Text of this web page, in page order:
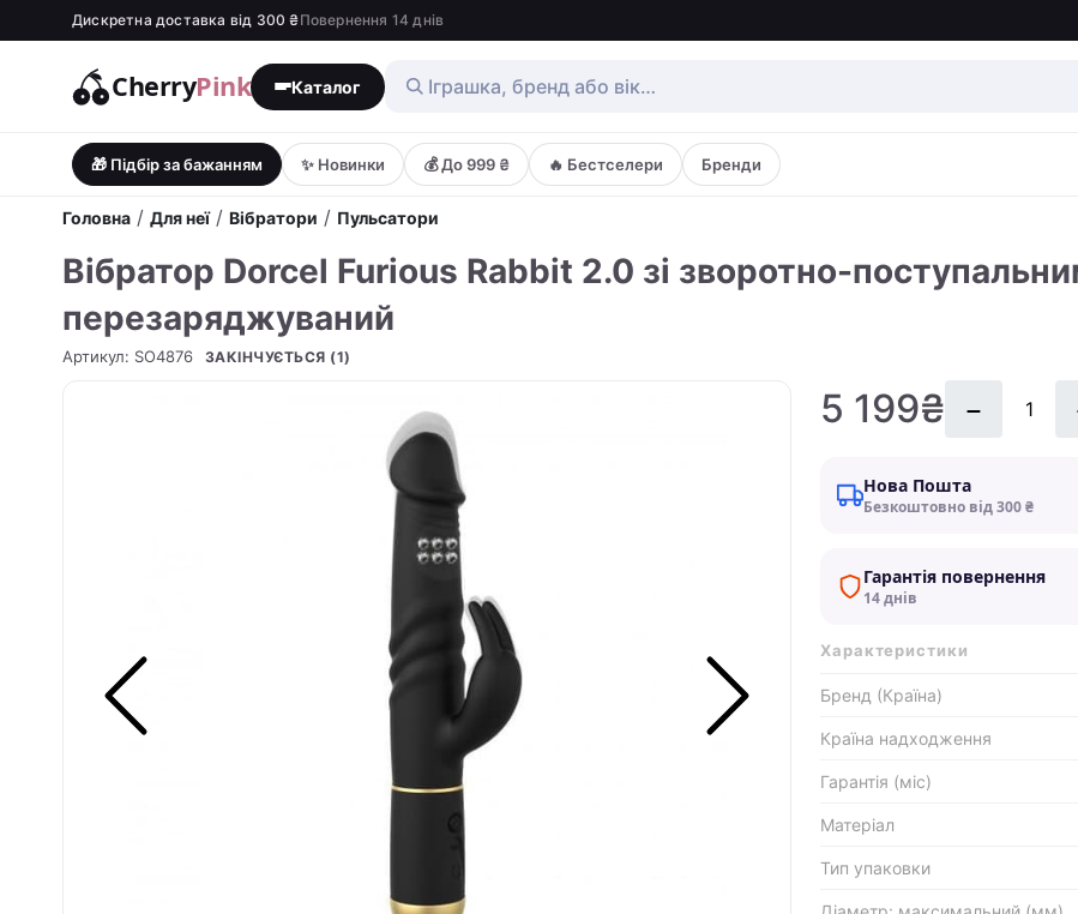
Дискретна доставка від 300 ₴Повернення 14 днів
CherryPink Каталог
🎁 Підбір за бажанням ✨ Новинки 💰 До 999 ₴ 🔥 Бестселери Бренди
Головна / Для неї/ Вібратори / Пульсатори
Вібратор Dorcel Furious Rabbit 2.0 зі зворотно-
перезаряджуваний
Артикул: SO4876 ЗАКІНЧУЄТЬСЯ (1)
5 199₴
Нова Пошта
Безкоштовно від 300 ₴
Гарантія повернення
14 днів
Характеристики
Бренд (Країна)
Країна надходження
Гарантія (міс)
Матеріал
Тип упаковки